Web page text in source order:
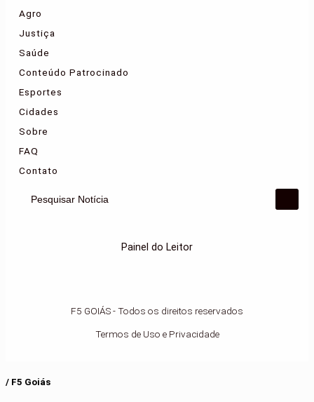
Agro
Justiça
Saúde
Conteúdo Patrocinado
Esportes
Cidades
Sobre
FAQ
Contato
Pesquisar Notícia
Painel do Leitor
F5 GOIÁS - Todos os direitos reservados
Termos de Uso e Privacidade
/ F5 Goiás